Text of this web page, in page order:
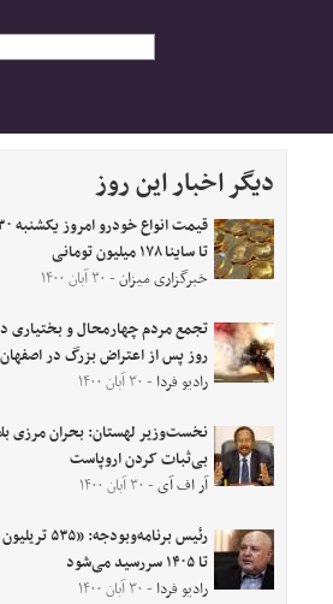
دیگر اخبار این روز
تا ساینا ۱۷۸ میلیون تومانی
خبرگزاری میزان- ۳۰ آبان ۱۴۰۰
تجمع مردم چهارمحال و بختیاری
روز پس از اعتراض بزرگ در اصفهان
رادیو فردا - ۳۰ آبان ۱۴۰۰
نخست‌وزیر لهستان: بحران مرزی
بی‌ثبات کردن اروپاست
آر اف آی- ۳۰ آبان ۱۴۰۰
رئیس
تا ۱۴۰۵ سررسید می‌شود
رادیو فردا - ۳۰ آبان ۱۴۰۰